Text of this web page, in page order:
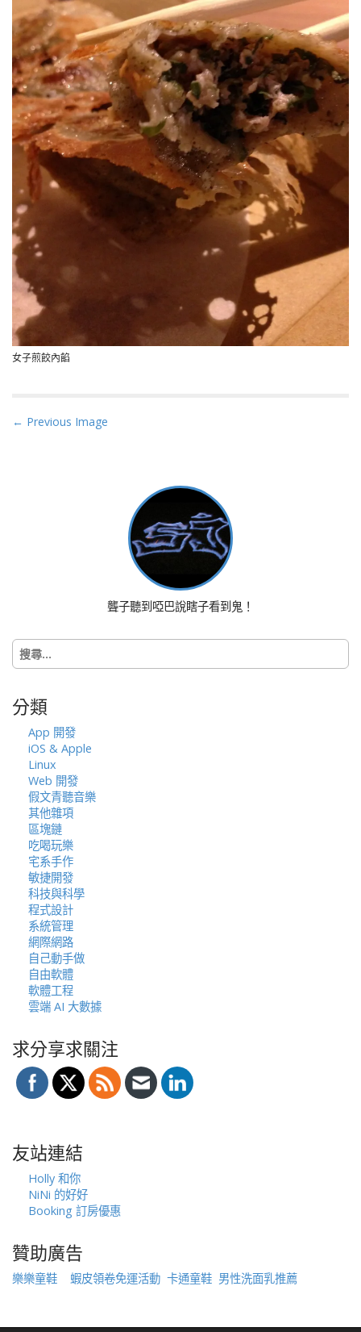
女子煎餃內餡
P
i
o
n
← Previous Image
聾子聽到啞巴說瞎子看到鬼！
搜
尋
字:
分類
App 開發
iOS & Apple
Linux
Web 開發
假文青聽音樂
其他雜項
區塊鏈
吃喝玩樂
宅系手作
敏捷開發
科技與科學
程式設計
系統管理
網際網路
自己動手做
自由軟體
軟體工程
雲端 AI 大數據
求分享求關注
友站連結
Holly 和你
NiNi 的好好
Booking 訂房優惠
贊助廣告
樂樂童鞋 蝦皮領卷免運活動 卡通童鞋 男性洗面乳推薦